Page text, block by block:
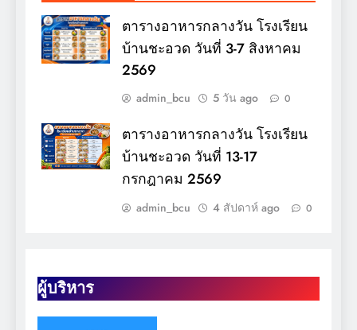
ผู้บริหาร
ตารางอาหารกลางวัน โรงเรียน
บ้านชะอวด วันที่ 3-7 สิงหาคม
2569
admin_bcu 5 วัน ago 0
ตารางอาหารกลางวัน โรงเรียน
บ้านชะอวด วันที่ 13-17
กรกฎาคม 2569
admin_bcu 4 สัปดาห์ ago 0